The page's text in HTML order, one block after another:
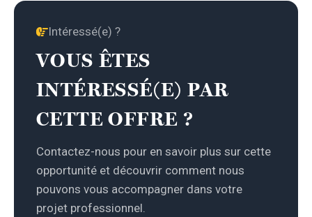
Intéressé(e) ?
VOUS ÊTES
INTÉRESSÉ(E) PAR
CETTE OFFRE ?
Contactez-nous pour en savoir plus sur cette
opportunité et découvrir comment nous
pouvons vous accompagner dans votre
projet professionnel.